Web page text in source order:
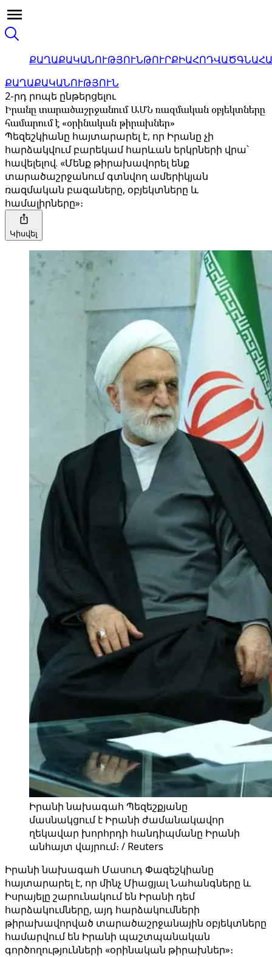
ՔԱՂԱՔԱԿԱՆՈՒԹՅՈՒՆԹՈՒՐՔԻԱՀՈԴՎԱԾ
ՔԱՂԱՔԱԿԱՆՈՒԹՅՈՒՆ
2-րդ րոպե ընթերցելու
Իրանը տարածաշրջանում ԱՄՆ ռազմական օբյեկտները
համարում է «օրինական թիրախներ»
Պեզեշկիանը հայտարարել է, որ Իրանը չի
հարձակվում բարեկամ հարևան երկրների վրա՝
հավելելով. «Մենք թիրախավորել ենք
տարածաշրջանում գտնվող ամերիկյան
ռազմական բազաները, օբյեկտները և
համալիրները»։
Կիսվել
Իրանի նախագահ Պեզեշքյանը
մասնակցում է Իրանի ժամանակավոր
ղեկավար խորհրդի հանդիպմանը Իրանի
անհայտ վայրում։ / Reuters
Իրանի նախագահ Մասուդ Փազեշկիանը
հայտարարել է, որ մինչ Միացյալ Նահանգները և
Իսրայելը շարունակում են Իրանի դեմ
հարձակումները, այդ հարձակումների
թիրախավորված տարածաշրջանային օբյեկտները
համարվում են Իրանի պաշտպանական
գործողությունների «օրինական թիրախներ»։